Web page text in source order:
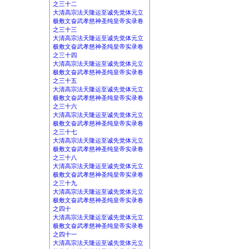
之三十二
大清高宗法天隆运至诚先觉体元立
极敷文奋武孝慈神圣纯皇帝实录卷
之三十三
大清高宗法天隆运至诚先觉体元立
极敷文奋武孝慈神圣纯皇帝实录卷
之三十四
大清高宗法天隆运至诚先觉体元立
极敷文奋武孝慈神圣纯皇帝实录卷
之三十五
大清高宗法天隆运至诚先觉体元立
极敷文奋武孝慈神圣纯皇帝实录卷
之三十六
大清高宗法天隆运至诚先觉体元立
极敷文奋武孝慈神圣纯皇帝实录卷
之三十七
大清高宗法天隆运至诚先觉体元立
极敷文奋武孝慈神圣纯皇帝实录卷
之三十八
大清高宗法天隆运至诚先觉体元立
极敷文奋武孝慈神圣纯皇帝实录卷
之三十九
大清高宗法天隆运至诚先觉体元立
极敷文奋武孝慈神圣纯皇帝实录卷
之四十
大清高宗法天隆运至诚先觉体元立
极敷文奋武孝慈神圣纯皇帝实录卷
之四十一
大清高宗法天隆运至诚先觉体元立